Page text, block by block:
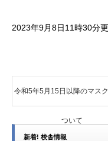
2023年9月8日11時30分
令和5年5月15日以降のマス
ついて
新着! 校舎情報